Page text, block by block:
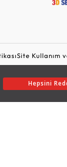
Hepsini
Site Kullanım